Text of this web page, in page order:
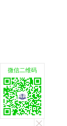
微信二维码